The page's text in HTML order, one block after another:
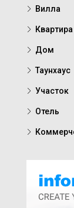
Вилла
Квартира
Дом
Таунхаус
Участок
Отель